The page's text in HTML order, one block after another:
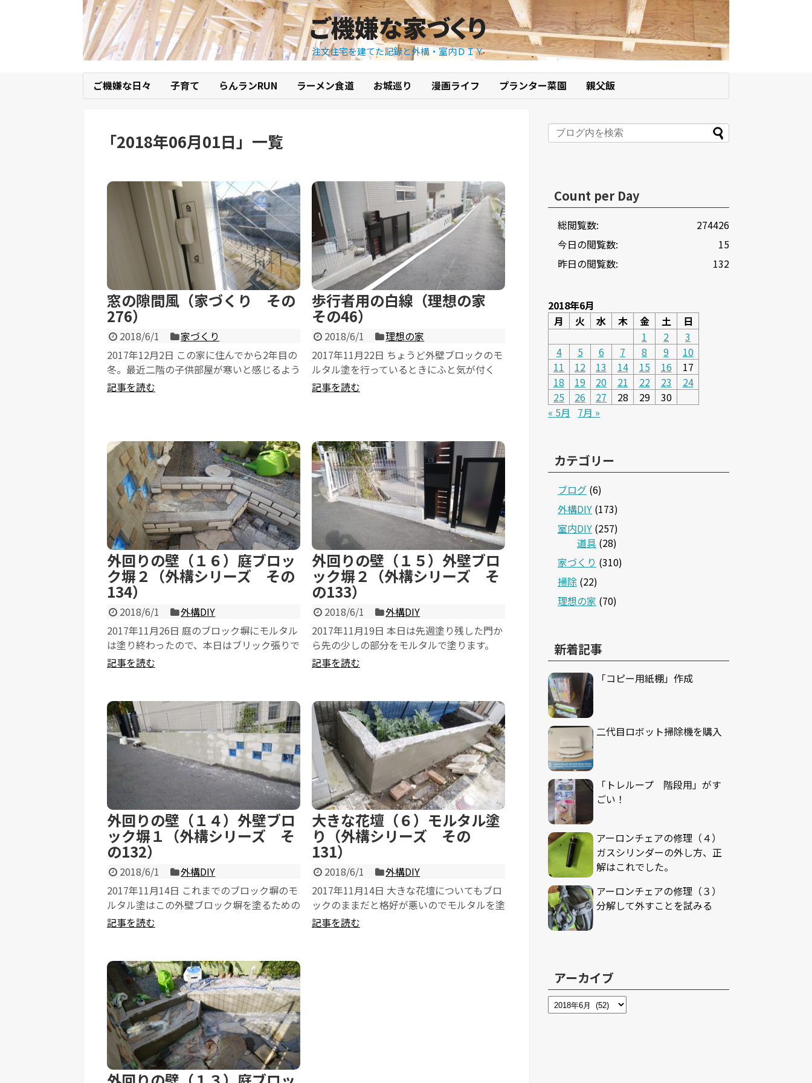
ご機嫌な家づくり
注文住宅を建てた記録と外構・室内ＤＩＹ
ご機嫌な日々 子育て らんランRUN ラーメン食道 お城巡り 漫画ライフ プランター菜園 親父飯
「2018年06月01日 」 一覧
窓の隙間風（家づくり その
276）
2018/6/1
家づくり
2017年12月2日 この家に住んでから2年目の
冬。最近二階の子供部屋が寒いと感じるよう
になりました。 特に窓の近くが寒...
記事を読む
歩行者用の白線（理想の家
その46）
2018/6/1
理想の家
2017年11月22日 ちょうど外壁ブロックのモ
ルタル塗を行っているときにふと気が付く
と、いままで無かった場所に白線が引かれ
記事を読む
外回りの壁（１６）庭ブロッ
ク塀２（外構シリーズ その
134）
2018/6/1
外構DIY
2017年11月26日 庭のブロック塀にモルタル
は塗り終わったので、本日はブリック張りで
す。 これまで張っていたブリック...
記事を読む
外回りの壁（１５）外壁ブロ
ック塀２（外構シリーズ そ
の133）
2018/6/1
外構DIY
2017年11月19日 本日は先週塗り残した門か
ら先の少しの部分をモルタルで塗ります。
以前門を作った時に行った門の下の...
記事を読む
外回りの壁（１４）外壁ブロ
ック塀１（外構シリーズ そ
の132）
2018/6/1
外構DIY
2017年11月14日 これまでのブロック塀のモ
ルタル塗はこの外壁ブロック塀を塗るための
練習です。 そしていよいよ本番。...
記事を読む
大きな花壇（６）モルタル塗
り（外構シリーズ その
131）
2018/6/1
外構DIY
2017年11月14日 大きな花壇についてもブロ
ックのままだと格好が悪いのでモルタルを塗
ることにしました。 やはり私はブ...
記事を読む
Count per Day
274426
総閲覧数:
15
今日の閲覧数:
132
昨日の閲覧数:
2018年6月
月
火 水 木 金 土
日
1
2
3
4
5 6 7 8 9
10
11
12 13 14 15 16
17
18
19 20 21 22 23
24
25
26 27 28 29
30
« 5月
7月 »
カテゴリー
ブログ (6)
外構DIY (173)
室内DIY (257)
道具 (28)
家づくり (310)
掃除 (22)
理想の家 (70)
新着記事
「コピー用紙棚」作成
二代目ロボット掃除機を購入
「トレループ 階段用」がす
ごい！
アーロンチェアの修理（４）
ガスシリンダーの外し方、正
解はこれでした。
アーロンチェアの修理（３）
分解して外すことを試みる
アーカイブ